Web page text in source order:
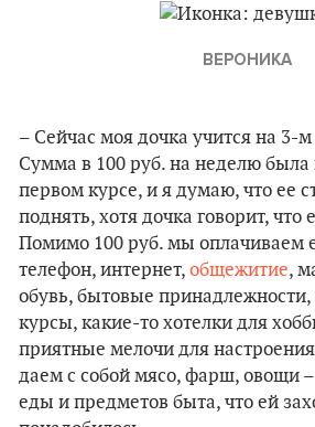
ВЕРОНИКА
– Сейчас моя дочка учится на 3-
Сумма в 100 руб. на неделю
первом курсе, и я думаю, что ее
поднять, хотя дочка говорит, что
Помимо 100 руб. мы оплачиваем
телефон, интернет, общежитие,
обувь, бытовые принадлежности,
курсы, какие-то хотелки для
приятные мелочи для
даем с собой мясо, фарш, овощи
еды и предметов быта, что ей